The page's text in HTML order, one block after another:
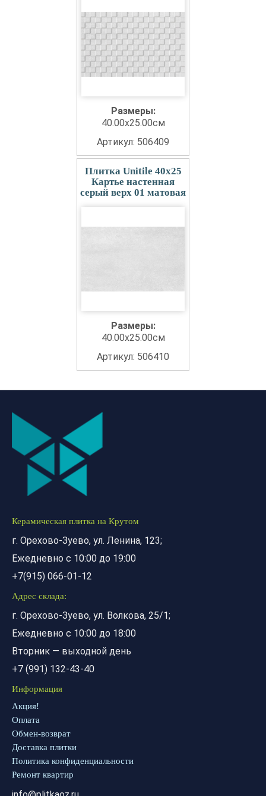
Размеры:
40.00x25.00см
Артикул: 506409
Плитка Unitile 40x25
Картье настенная
серый верх 01 матовая
Размеры:
40.00x25.00см
Артикул: 506410
Керамическая плитка на Крутом
г. Орехово-Зуево, ул. Ленина, 123;
Ежедневно с 10:00 до 19:00
+7(915) 066-01-12
Адрес склада:
г. Орехово-Зуево, ул. Волкова, 25/1;
Ежедневно с 10:00 до 18:00
Вторник — выходной день
+7 (991) 132-43-40
Информация
Акция!
Оплата
Обмен-возврат
Доставка плитки
Политика конфиденциальности
Ремонт квартир